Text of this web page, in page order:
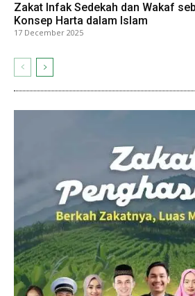
Zakat Infak Sedekah dan Wakaf
Konsep Harta dalam Islam
17 December 2025